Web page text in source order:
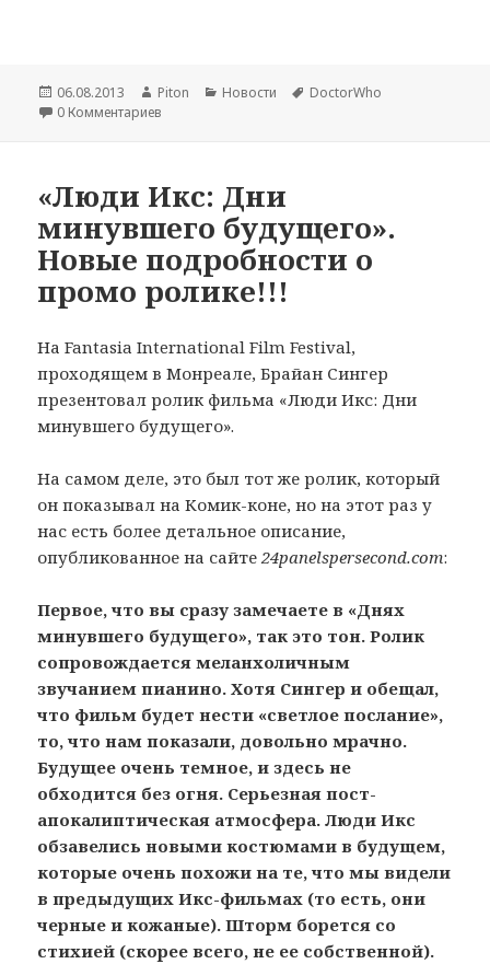
Опубликовано
06.08.2013 Автор
Piton Рубрики
Новости Метки
DoctorWho
0 Комментариев
«Люди Икс: Дни
минувшего будущего».
Новые подробности о
промо ролике!!!
На Fantasia International Film Festival,
проходящем в Монреале, Брайан Сингер
презентовал ролик фильма «Люди Икс: Дни
минувшего будущего».
На самом деле, это был тот же ролик, который
он показывал на Комик-коне, но на этот раз у
нас есть более детальное описание,
опубликованное на сайте24panelspersecond.com:
Первое, что вы сразу замечаете в «Днях
минувшего будущего», так это тон. Ролик
сопровождается меланхоличным
звучанием пианино. Хотя Сингер и обещал,
что фильм будет нести «светлое послание»,
то, что нам показали, довольно мрачно.
Будущее очень темное, и здесь не
обходится без огня. Серьезная пост-
апокалиптическая атмосфера. Люди Икс
обзавелись новыми костюмами в будущем,
которые очень похожи на те, что мы видели
в предыдущих Икс-фильмах (то есть, они
черные и кожаные). Шторм борется со
стихией (скорее всего, не ее собственной).